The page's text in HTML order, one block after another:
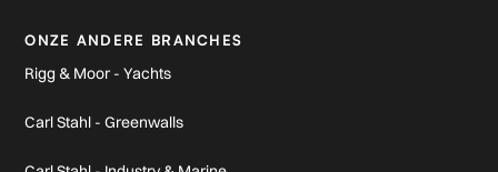
ONZE ANDERE BRANCHES
Rigg & Moor - Yachts
Carl Stahl - Greenwalls